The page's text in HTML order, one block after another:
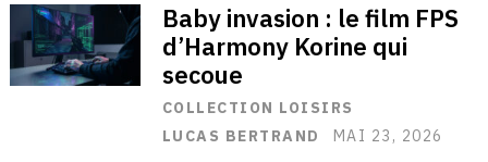
Baby invasion : le film FPS
d’Harmony Korine qui
secoue
COLLECTION LOISIRS
LUCAS BERTRAND
MAI 23, 2026